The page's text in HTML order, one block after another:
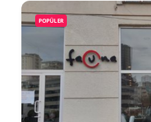
POPÜLER